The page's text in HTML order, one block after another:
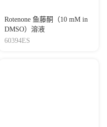
Rotenone 鱼藤酮（10 mM in
DMSO）溶液
60394ES